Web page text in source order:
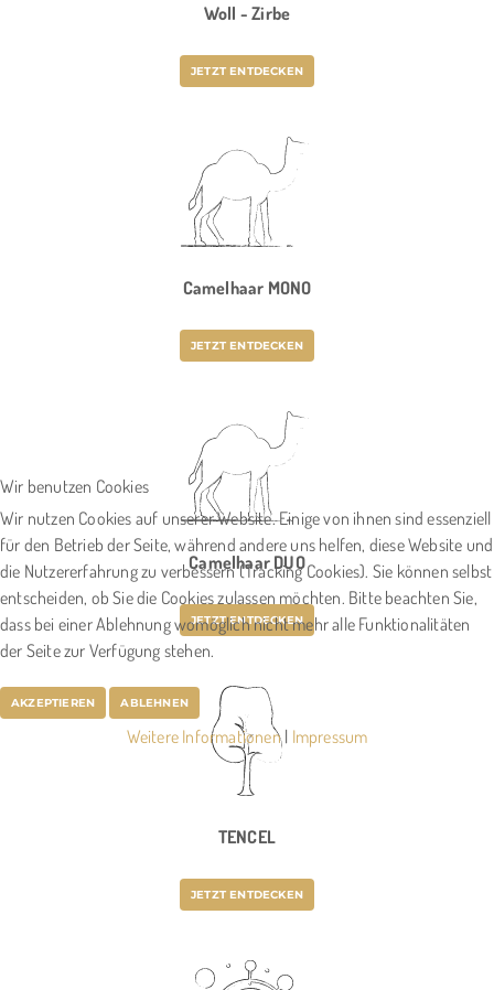
Woll - Zirbe
JETZT ENTDECKEN
Camelhaar MONO
JETZT ENTDECKEN
Camelhaar DUO
JETZT ENTDECKEN
TENCEL
JETZT ENTDECKEN
Wir benutzen Cookies
Wir nutzen Cookies auf unserer Website. Einige von ihnen sind essenziell
für den Betrieb der Seite, während andere uns helfen, diese Website und
die Nutzererfahrung zu verbessern (Tracking Cookies). Sie können selbst
entscheiden, ob Sie die Cookies zulassen möchten. Bitte beachten Sie,
dass bei einer Ablehnung womöglich nicht mehr alle Funktionalitäten
der Seite zur Verfügung stehen.
AKZEPTIEREN ABLEHNEN
Weitere Informationen| Impressum